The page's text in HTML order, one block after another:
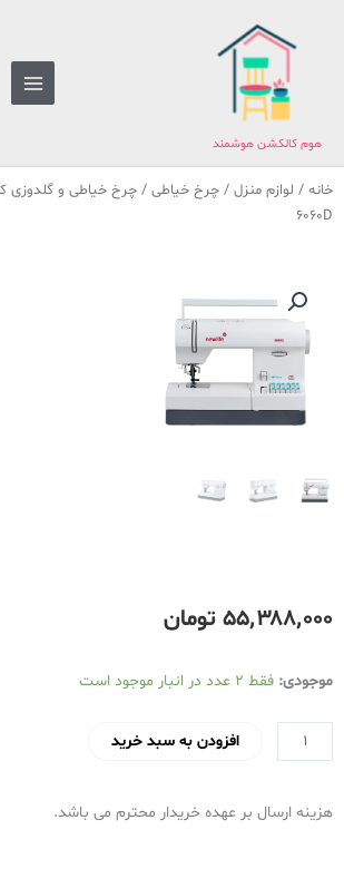
هوم کالکشن هوشمند
خانه / لوازم منزل / چرخ خیاطی / چرخ خیاطی و گلدوزی
6060D
۵۵٬۳۸۸٬۰۰۰ تومان
موجودی: فقط 2 عدد در انبار موجود است
چرخ
گلدوزی
مدل
افزودن به سبد خرید
هزینه ارسال بر عهده خریدار محترم می باشد.